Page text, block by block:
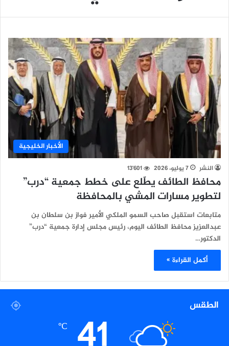
الأخبار الخليجية
النشر 7 يوليو، 2026 13٬601
محافظ الطائف يطّلع على خطط جمعية “درب”
لتطوير مسارات المشي بالمحافظة
متابعات استقبل صاحب السمو الملكي الأمير فواز بن سلطان بن
عبدالعزيز محافظ الطائف اليوم، رئيس مجلس إدارة جمعية “درب”
الدكتور…
أكمل القراءة »
الطقس
℃